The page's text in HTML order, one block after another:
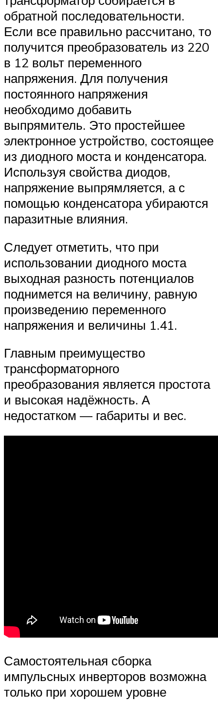
обратной последовательности.
Если все правильно рассчитано, то
получится преобразователь из 220
в 12 вольт переменного
напряжения. Для получения
постоянного напряжения
необходимо добавить
выпрямитель. Это простейшее
электронное устройство, состоящее
из диодного моста и конденсатора.
Используя свойства диодов,
напряжение выпрямляется, а с
помощью конденсатора убираются
паразитные влияния.
Следует отметить, что при
использовании диодного моста
выходная разность потенциалов
поднимется на величину, равную
произведению переменного
напряжения и величины 1.41.
Главным преимущество
трансформаторного
преобразования является простота
и высокая надёжность. А
недостатком — габариты и вес.
Самостоятельная сборка
импульсных инверторов возможна
только при хорошем уровне